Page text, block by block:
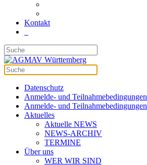
Kontakt
Datenschutz
Anmelde- und Teilnahmebedingungen
Anmelde- und Teilnahmebedingungen
Aktuelles
Aktuelle NEWS
NEWS-ARCHIV
TERMINE
Über uns
WER WIR SIND